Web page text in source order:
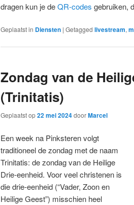
dragen kun je deQR-codes gebruiken,
Geplaatst in Diensten | Getagged livestream,
Zondag van de
(Trinitatis)
Geplaatst op22 mei 2024doorMarcel
Een week na Pinksteren volgt
traditioneel de zondag met de naam
Trinitatis: de zondag van de Heilige
Drie-eenheid. Voor veel christenen is
die drie-eenheid (“Vader, Zoon en
Heilige Geest”) misschien heel